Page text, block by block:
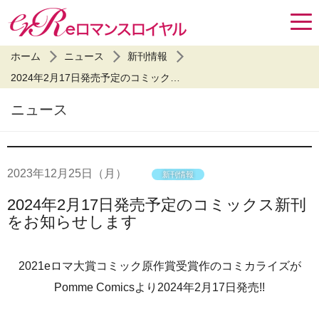
ホーム ニュース
新刊情報
ニュース
2023年12月25日 （月） 新刊情報
2024年2月17日発売予定のコミックス新刊
をお知らせします
2021eロマ大賞コミック原作賞受賞作のコミカライズが
Pomme Comicsより2024年2月17日発売!!